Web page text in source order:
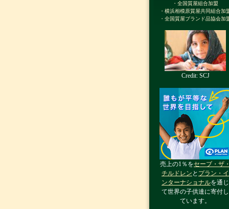
・全国質屋組合加盟
・横浜相模原質屋共同組合加
・全国質屋ブランド品協会加
Credit: SCJ
売上の1％をセーブ・ザ
チルドレン と プラン・イ
ンターナショナルを通じ
て世界の子供達に寄付し
ています。